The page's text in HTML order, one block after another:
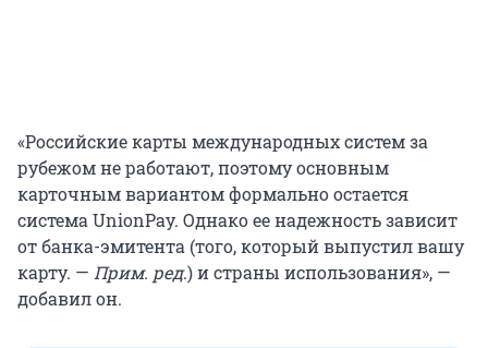
«Российские карты международных систем за
рубежом не работают, поэтому основным
карточным вариантом формально остается
система UnionPay. Однако ее надежность зависит
от банка-эмитента (того, который выпустил вашу
карту. — Прим. ред.) и страны использования», —
добавил он.